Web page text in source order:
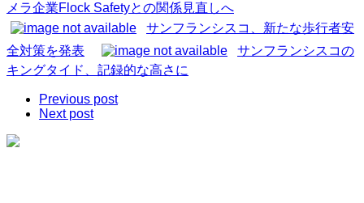
メラ企業Flock Safetyとの関係見直しへ
サンフランシスコ、新たな歩行者安
全対策を発表
サンフランシスコの
キングタイド、記録的な高さに
Previous post
Next post